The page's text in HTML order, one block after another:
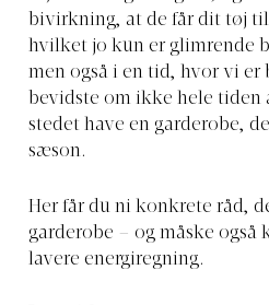
bivirkning, at de får dit tøj
hvilket jo kun er glimrende
men også i en tid, hvor vi er
bevidste om ikke hele tiden
stedet have en garderobe,
sæson.
Her får du ni konkrete råd,
garderobe – og måske også
lavere energiregning.